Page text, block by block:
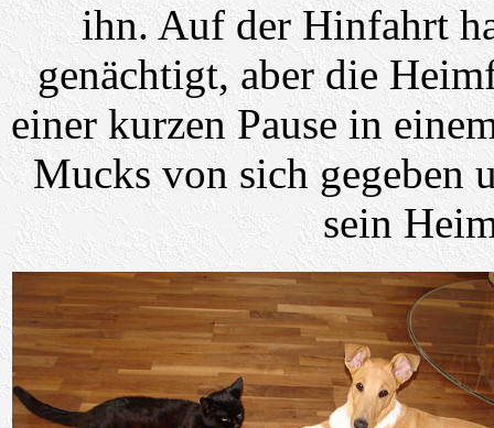
ihn. Auf der Hinfahrt
genächtigt, aber die
einer kurzen Pause in
Mucks von sich gegeben
sein